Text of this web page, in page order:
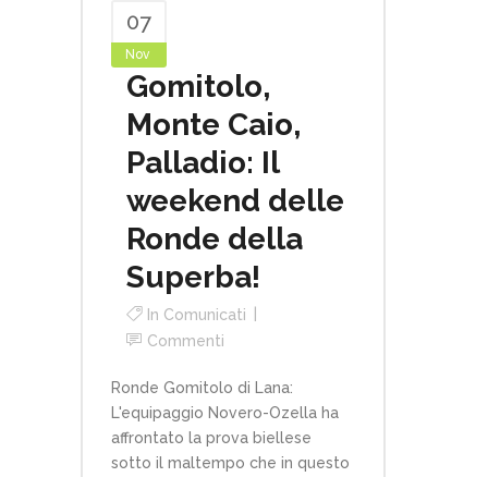
07
Nov
Gomitolo,
Monte Caio,
Palladio: Il
weekend delle
Ronde della
Superba!
In Comunicati
Commenti
Ronde Gomitolo di Lana:
L'equipaggio Novero-Ozella ha
affrontato la prova biellese
sotto il maltempo che in questo